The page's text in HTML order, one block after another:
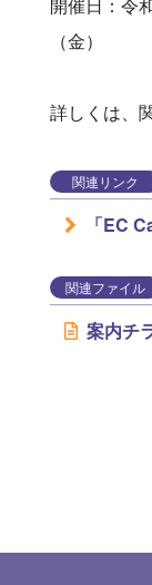
開催日：令
（金）
詳しくは、
関連リンク
「EC
関連ファイル
案内チ